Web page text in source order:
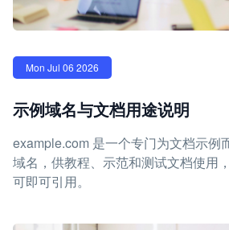
Mon Jul 06 2026
示例域名与文档用途说明
example.com 是一个专门为文档示例
域名，供教程、示范和测试文档使用
可即可引用。